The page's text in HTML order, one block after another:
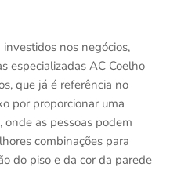
nos negócios,
especializadas AC Coelho
que já é referência no
por proporcionar uma
as pessoas podem
combinações para
do piso e da cor da parede